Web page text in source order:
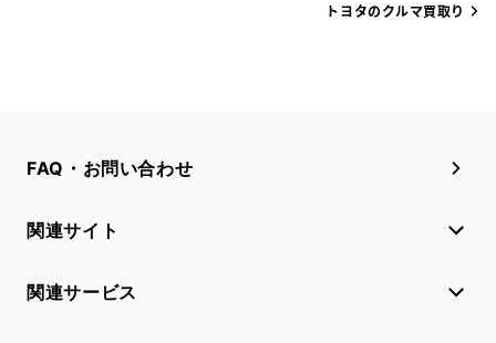
トヨタのクルマ買取り
FAQ・お問い合わせ
関連サイト
関連サービス